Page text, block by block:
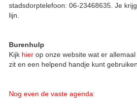
stadsdorptelefoon: 06-23468635. Je
lijn.
Burenhulp
Kijk hier op onze website wat er
zit en een helpend handje kunt
Nog even de vaste agenda: